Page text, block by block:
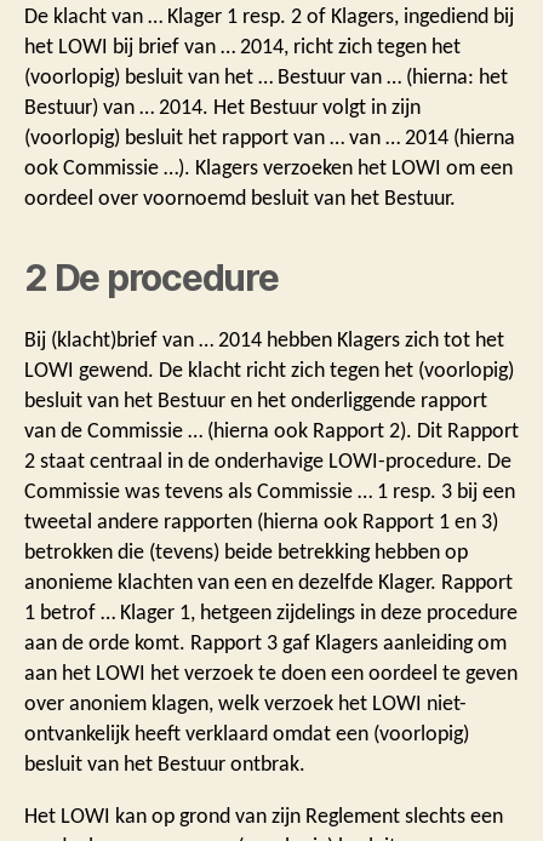
De klacht van … Klager 1 resp. 2 of Klagers, ingediend bij
het LOWI bij brief van … 2014, richt zich tegen het
(voorlopig) besluit van het … Bestuur van … (hierna: het
Bestuur) van … 2014. Het Bestuur volgt in zijn
(voorlopig) besluit het rapport van … van … 2014 (hierna
ook Commissie …). Klagers verzoeken het LOWI om een
oordeel over voornoemd besluit van het Bestuur.
2 De procedure
Bij (klacht)brief van … 2014 hebben Klagers zich tot het
LOWI gewend. De klacht richt zich tegen het (voorlopig)
besluit van het Bestuur en het onderliggende rapport
van de Commissie … (hierna ook Rapport 2). Dit Rapport
2 staat centraal in de onderhavige LOWI-procedure. De
Commissie was tevens als Commissie … 1 resp. 3 bij een
tweetal andere rapporten (hierna ook Rapport 1 en 3)
betrokken die (tevens) beide betrekking hebben op
anonieme klachten van een en dezelfde Klager. Rapport
1 betrof … Klager 1, hetgeen zijdelings in deze procedure
aan de orde komt. Rapport 3 gaf Klagers aanleiding om
aan het LOWI het verzoek te doen een oordeel te geven
over anoniem klagen, welk verzoek het LOWI niet-
ontvankelijk heeft verklaard omdat een (voorlopig)
besluit van het Bestuur ontbrak.
Het LOWI kan op grond van zijn Reglement slechts een